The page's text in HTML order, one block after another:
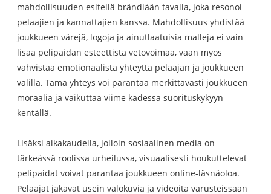
mahdollisuuden esitellä brändiään tavalla, joka resonoi
pelaajien ja kannattajien kanssa. Mahdollisuus yhdistää
joukkueen värejä, logoja ja ainutlaatuisia malleja ei vain
lisää pelipaidan esteettistä vetovoimaa, vaan myös
vahvistaa emotionaalista yhteyttä pelaajan ja joukkueen
välillä. Tämä yhteys voi parantaa merkittävästi joukkueen
moraalia ja vaikuttaa viime kädessä suorituskykyyn
kentällä.
Lisäksi aikakaudella, jolloin sosiaalinen media on
tärkeässä roolissa urheilussa, visuaalisesti houkuttelevat
pelipaidat voivat parantaa joukkueen online-läsnäoloa.
Pelaajat jakavat usein valokuvia ja videoita varusteissaan